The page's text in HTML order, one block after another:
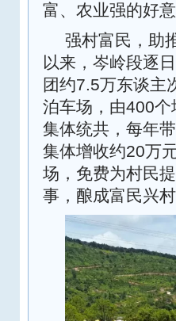
富、农业强的好
强村富民，助
以来，岑岭段逐
团约7.5万东谈主
泊车场，由400
集体统共，每年
集体增收约20万
场，免费为村民
事，酿成富民兴村